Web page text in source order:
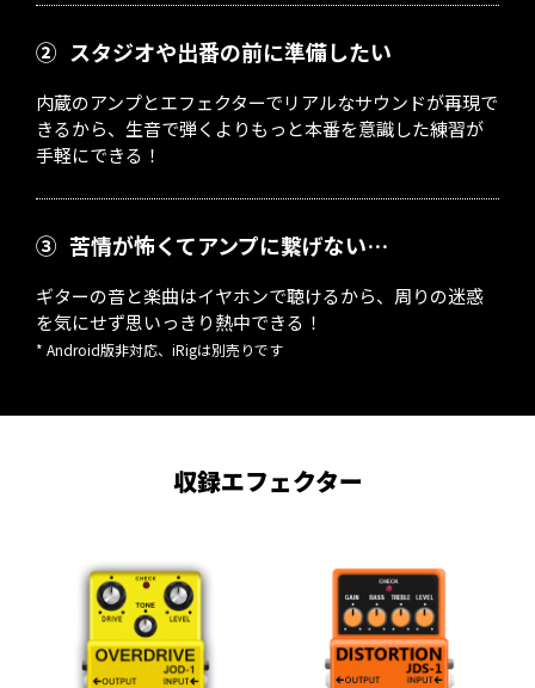
② スタジオや出番の前に準備したい
内蔵のアンプとエフェクターでリアルなサウンドが再現で
きるから、生音で弾くよりもっと本番を意識した練習が
手軽にできる！
③ 苦情が怖くてアンプに繋げない…
ギターの音と楽曲はイヤホンで聴けるから、周りの迷惑
を気にせず思いっきり熱中できる！
* Android版非対応、iRigは別売りです
収録エフェクター